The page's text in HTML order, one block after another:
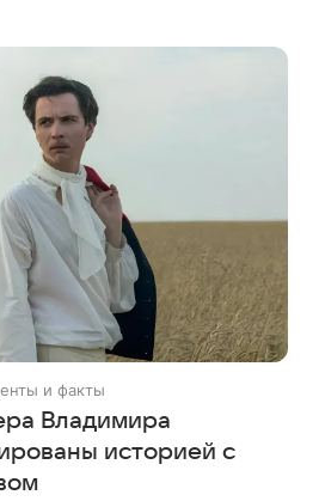
и факты
Владимира
историей с